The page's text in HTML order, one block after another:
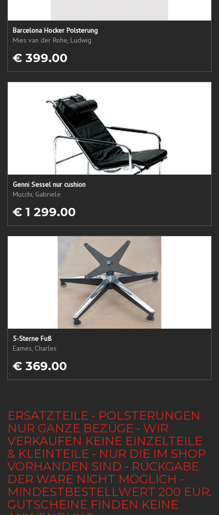
Barcelona Hocker Polsterung
Mies van der Rohe, Ludwig
€ 399.00
Genni Sessel nur cushion
Mucchi, Gabriele
€ 1 299.00
5-Sterne Fuß
Eames, Charles
€ 369.00
ERSATZTEILE - POLSTERUNGEN
NUR GANZE BEZÜGE - WIR
VERKAUFEN KEINE EINZELTEILE
& KLEINTEILE - NUR DIE IM SHOP
VORHANDEN SIND - RÜCKGABE
DER WARE NICHT MÖGLICH -
MINDESTBESTELLWERT 200 EUR.
GUTSCHEINE FINDEN KEINE